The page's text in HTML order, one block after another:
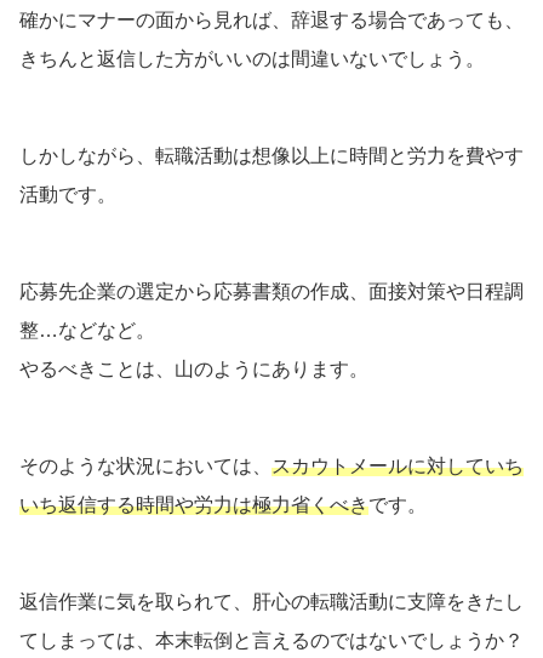
確かにマナーの面から見れば、辞退する場合であっても、
きちんと返信した方がいいのは間違いないでしょう。
しかしながら、転職活動は想像以上に時間と労力を費やす
活動です。
応募先企業の選定から応募書類の作成、面接対策や日程調
整…などなど。
やるべきことは、山のようにあります。
そのような状況においては、 スカウトメールに対していち
いち返信する時間や労力は極力省くべきです。
返信作業に気を取られて、肝心の転職活動に支障をきたし
てしまっては、本末転倒と言えるのではないでしょうか？